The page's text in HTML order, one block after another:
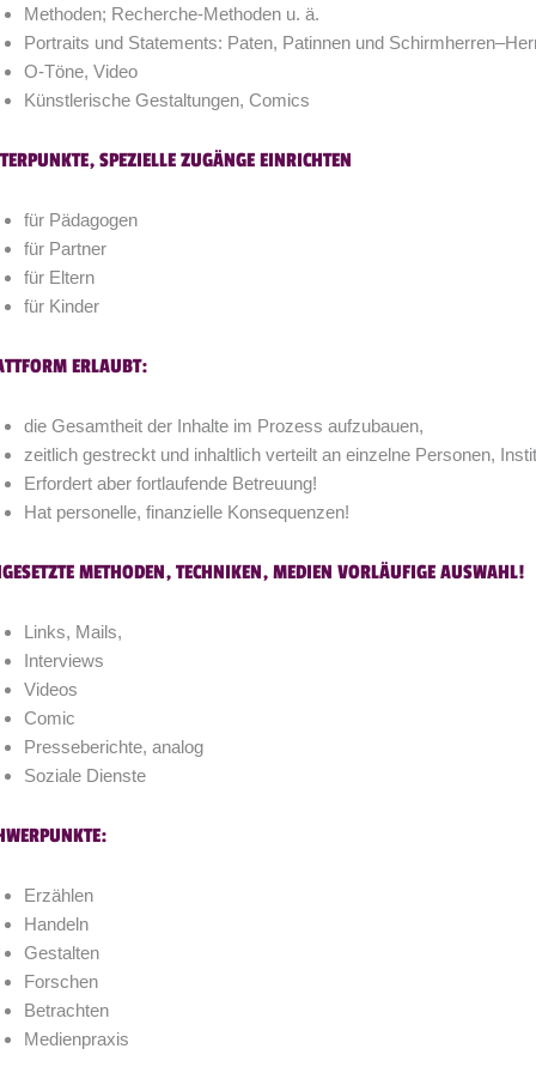
Methoden; Recherche-Methoden u. ä.
Portraits und Statements: Paten, Patinnen und
O-Töne, Video
Künstlerische Gestaltungen, Comics
SPEZIELLE ZUGÄNGE EINRICHTEN
für Pädagogen
für Partner
für Eltern
für Kinder
ERLAUBT:
die Gesamtheit der Inhalte im Prozess aufzubauen,
zeitlich gestreckt und inhaltlich verteilt an einzelne Personen,
Erfordert aber fortlaufende Betreuung!
Hat personelle, finanzielle Konsequenzen!
METHODEN, TECHNIKEN, MEDIEN VORLÄUFIGE AUSWAHL!
Links, Mails,
Interviews
Videos
Comic
Presseberichte, analog
Soziale Dienste
Erzählen
Handeln
Gestalten
Forschen
Betrachten
Medienpraxis